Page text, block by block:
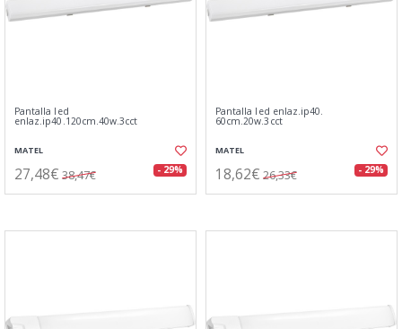
Pantalla led
enlaz.ip40.120cm.40w.3cct
MATEL
27,48€ 38,47€ - 29%
Pantalla led enlaz.ip40.
60cm.20w.3cct
MATEL
18,62€ 26,33€ - 29%